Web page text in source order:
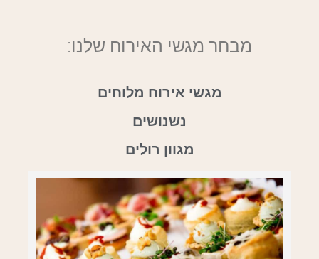
מבחר מגשי האירוח שלנו:
מגשי אירוח מלוחים
נשנושים
מגוון רולים